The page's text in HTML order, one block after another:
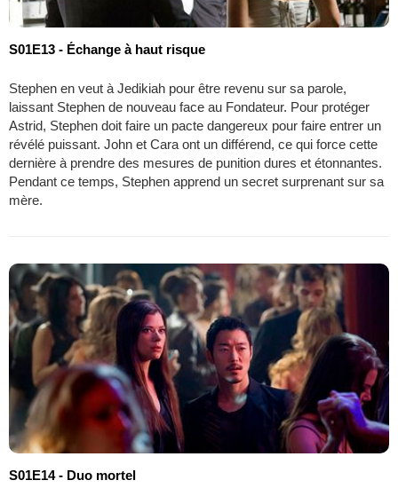
S01E13 - Échange à haut risque
Stephen en veut à Jedikiah pour être revenu sur sa parole,
laissant Stephen de nouveau face au Fondateur. Pour protéger
Astrid, Stephen doit faire un pacte dangereux pour faire entrer un
révélé puissant. John et Cara ont un différend, ce qui force cette
dernière à prendre des mesures de punition dures et étonnantes.
Pendant ce temps, Stephen apprend un secret surprenant sur sa
mère.
S01E14 - Duo mortel